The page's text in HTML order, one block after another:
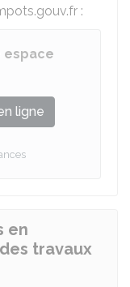
:
espace
ligne
en
travaux